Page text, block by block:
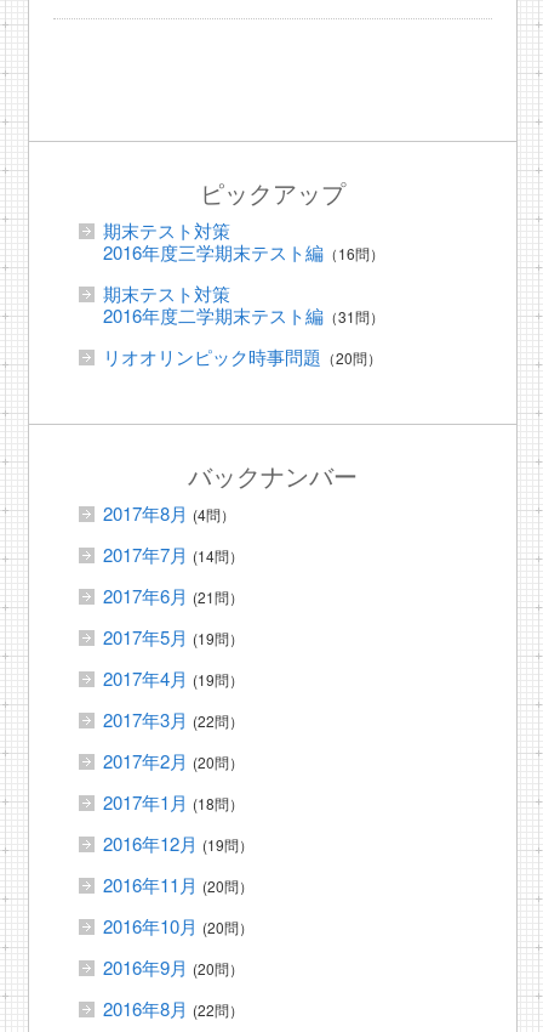
ピックアップ
期末テスト対策
2016年度三学期末テスト編（16問）
期末テスト対策
2016年度二学期末テスト編（31問）
リオオリンピック時事問題 （20問）
バックナンバー
2017年8月 (4問）
2017年7月 (14問）
2017年6月 (21問）
2017年5月 (19問）
2017年4月 (19問）
2017年3月 (22問）
2017年2月 (20問）
2017年1月 (18問）
2016年12月 (19問）
2016年11月 (20問）
2016年10月 (20問）
2016年9月 (20問）
2016年8月 (22問）